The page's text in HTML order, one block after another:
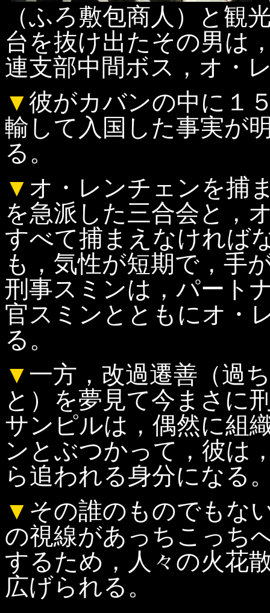
（ふろ敷包商人）と観
台を抜け出たその男は
連支部中間ボス，オ・
▼彼がカバンの中に１
輸して入国した事実が
る。
▼ オ・レンチェンを捕
を急派した三合会と，
すべて捕まえなければ
も，気性が短期で，手
刑事スミンは，パート
官スミンとともにオ・
る。
▼ 一方，改過遷善（過
と）を夢見て今まさに
サンピルは，偶然に組
ンとぶつかって，彼は
ら追われる身分になる
▼ その誰のものでもな
の視線があっちこっち
するため，人々の火花
広げられる。